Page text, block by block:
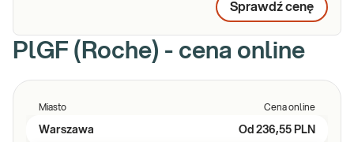
Sprawdź cenę
PlGF (Roche) - cena online
Miasto Cena online
Warszawa Od 236,55 PLN